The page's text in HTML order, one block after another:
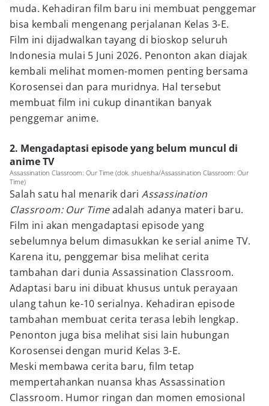
muda. Kehadiran film baru ini membuat penggemar
bisa kembali mengenang perjalanan Kelas 3-E.
Film ini dijadwalkan tayang di bioskop seluruh
Indonesia mulai 5 Juni 2026. Penonton akan diajak
kembali melihat momen-momen penting bersama
Korosensei dan para muridnya. Hal tersebut
membuat film ini cukup dinantikan banyak
penggemar anime.
2. Mengadaptasi episode yang belum muncul di
anime TV
Assassination Classroom: Our Time (dok. shueisha/Assassination Classroom: Our
Time)
Salah satu hal menarik dariAssassination
Classroom: Our Timeadalah adanya materi baru.
Film ini akan mengadaptasi episode yang
sebelumnya belum dimasukkan ke serial anime TV.
Karena itu, penggemar bisa melihat cerita
tambahan dari dunia Assassination Classroom.
Adaptasi baru ini dibuat khusus untuk perayaan
ulang tahun ke-10 serialnya. Kehadiran episode
tambahan membuat cerita terasa lebih lengkap.
Penonton juga bisa melihat sisi lain hubungan
Korosensei dengan murid Kelas 3-E.
Meski membawa cerita baru, film tetap
mempertahankan nuansa khas Assassination
Classroom. Humor ringan dan momen emosional